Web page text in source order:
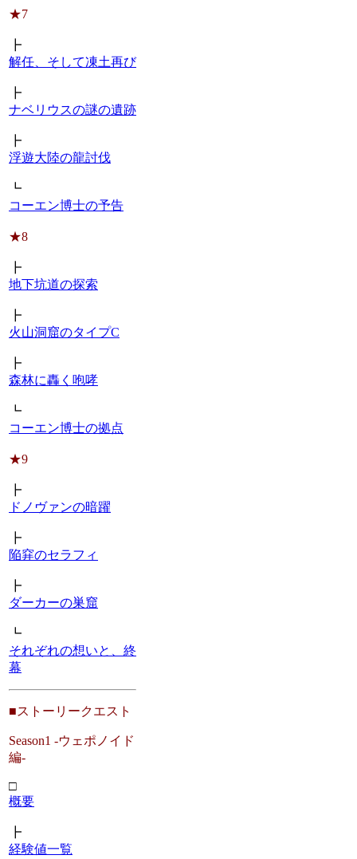
★7
┣
解任、そして凍土再び
┣
ナベリウスの謎の遺跡
┣
浮遊大陸の龍討伐
┗
コーエン博士の予告
★8
┣
地下坑道の探索
┣
火山洞窟のタイプC
┣
森林に轟く咆哮
┗
コーエン博士の拠点
★9
┣
ドノヴァンの暗躍
┣
陥穽のセラフィ
┣
ダーカーの巣窟
┗
それぞれの想いと、終
幕
■ストーリークエスト
Season1 -ウェポノイド
編-
□
概要
┣
経験値一覧